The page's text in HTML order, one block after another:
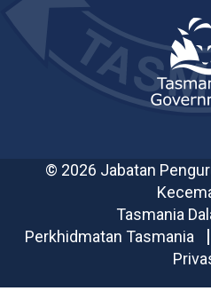
© 2026 Jabatan
Tasmania
Perkhidmatan Tasmania